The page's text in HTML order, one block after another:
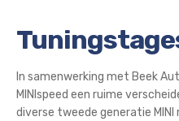
In samenwerking met Beek
MINIspeed een ruime
diverse tweede generatie MINI